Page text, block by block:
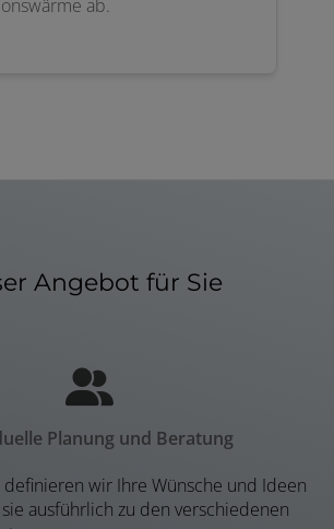
ab.
Angebot für Sie
Planung und Beratung
definieren wir Ihre Wünsche und Ideen
ausführlich zu den verschiedenen